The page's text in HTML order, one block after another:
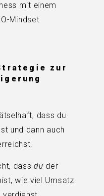
mit einem
Mindset.
zur
dass du
und dann auch
dassdu der
wie viel Umsatz